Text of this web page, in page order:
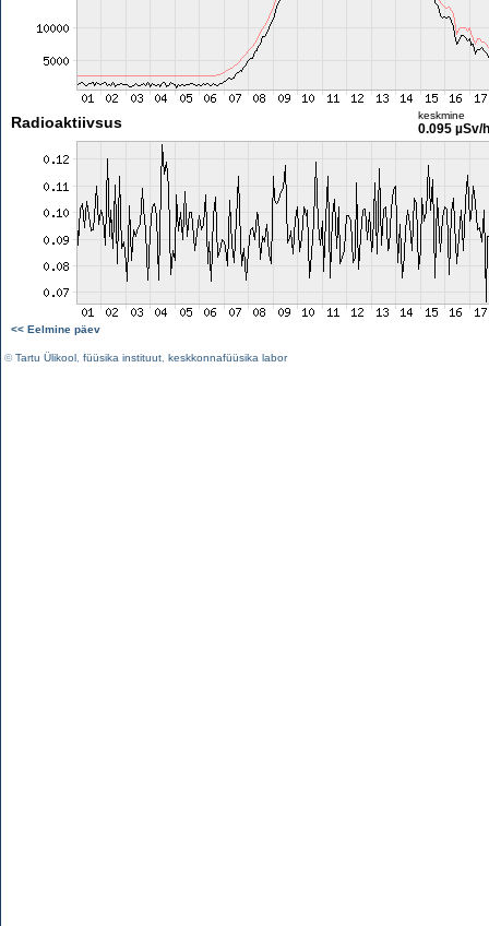
Radioaktiivsus keskmine
0.095 µSv/h
<< Eelmine päev
©Tartu Ülikool füüsika instituut keskkonnafüüsika labor